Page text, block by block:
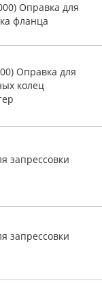
Оправка для
фланца
Оправка для
колец
запрессовки
запрессовки